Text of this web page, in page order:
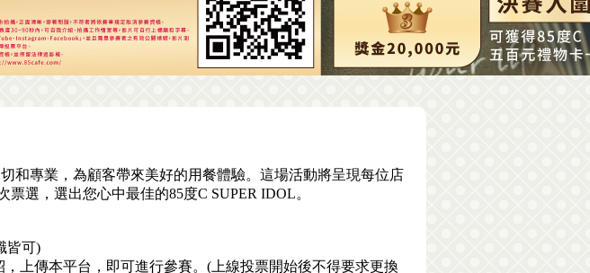
和專業，為顧客帶來美好的用餐體驗。這場活動將呈現每位店
選，選出您心中最佳的85度C SUPER IDOL。
皆可)
上傳本平台，即可進行參賽。(上線投票開始後不得要求更換